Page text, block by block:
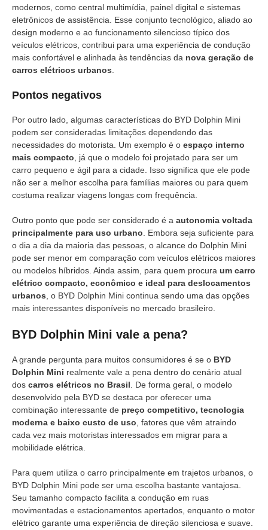
modernos, como central multimídia, painel digital e sistemas
eletrônicos de assistência. Esse conjunto tecnológico, aliado ao
design moderno e ao funcionamento silencioso típico dos
veículos elétricos, contribui para uma experiência de condução
mais confortável e alinhada às tendências da nova geração de
carros elétricos urbanos
Pontos negativos
Por outro lado, algumas características do BYD Dolphin Mini
podem ser consideradas limitações dependendo das
necessidades do motorista. Um exemplo é o espaço interno
mais compacto , já que o modelo foi projetado para ser um
carro pequeno e ágil para a cidade. Isso significa que ele pode
não ser a melhor escolha para famílias maiores ou para quem
costuma realizar viagens longas com frequência.
Outro ponto que pode ser considerado é a autonomia voltada
principalmente para uso urbano . Embora seja suficiente para
o dia a dia da maioria das pessoas, o alcance do Dolphin Mini
pode ser menor em comparação com veículos elétricos maiores
ou modelos híbridos. Ainda assim, para quem procura um carro
elétrico compacto, econômico e ideal para deslocamentos
urbanos , o BYD Dolphin Mini continua sendo uma das opções
mais interessantes disponíveis no mercado brasileiro.
BYD Dolphin Mini vale a pena?
A grande pergunta para muitos consumidores é se o BYD
Dolphin Mini realmente vale a pena dentro do cenário atual
dos carros elétricos no Brasil . De forma geral, o modelo
desenvolvido pela BYD se destaca por oferecer uma
combinação interessante de preço competitivo, tecnologia
moderna e baixo custo de uso , fatores que vêm atraindo
cada vez mais motoristas interessados em migrar para a
mobilidade elétrica.
Para quem utiliza o carro principalmente em trajetos urbanos, o
BYD Dolphin Mini pode ser uma escolha bastante vantajosa.
Seu tamanho compacto facilita a condução em ruas
movimentadas e estacionamentos apertados, enquanto o motor
elétrico garante uma experiência de direção silenciosa e suave.